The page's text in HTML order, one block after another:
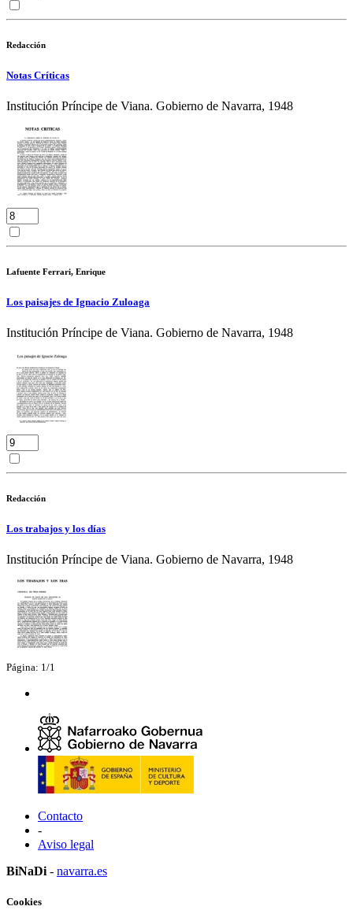
Redacción
Notas Críticas
Institución Príncipe de Viana. Gobierno de Navarra, 1948
Lafuente Ferrari, Enrique
Los paisajes de Ignacio Zuloaga
Institución Príncipe de Viana. Gobierno de Navarra, 1948
Redacción
Los trabajos y los días
Institución Príncipe de Viana. Gobierno de Navarra, 1948
Página: 1/1
Contacto
-
Aviso legal
BiNaDi - navarra.es
Cookies